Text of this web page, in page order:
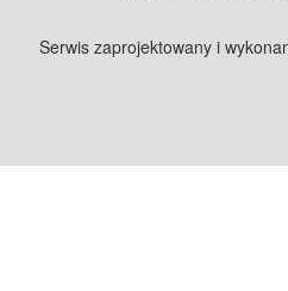
Serwis zaprojektowany i